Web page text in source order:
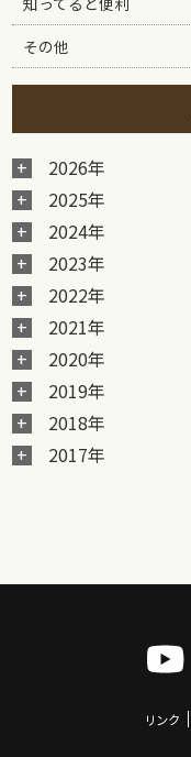
その他
2026年
2025年
2024年
2023年
2022年
2021年
2020年
2019年
2018年
2017年
リンク